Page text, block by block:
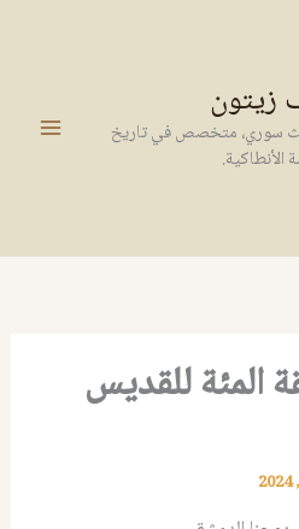
زيتون
سوري، متخصص في تاريخ
الأنطاكية.
المئة للقديس